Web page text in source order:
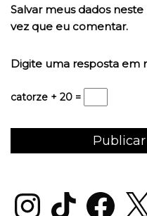
Salvar meus dados
vez que eu comentar.
Digite uma resposta em
catorze + 20 =
InstagramTikTok Facebook
X